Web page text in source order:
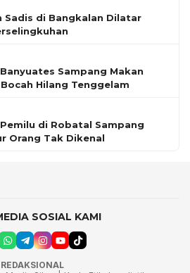
Sadis di Bangkalan Dilatar
Sampang Makan
Hilang Tenggelam
di Robatal Sampang
Orang Tak Dikenal
SOSIAL KAMI
REDAKSIONAL